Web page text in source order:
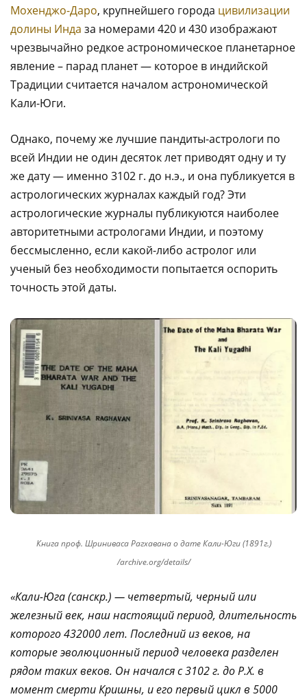
Мохенджо-Даро, крупнейшего города цивилизации
долины Инда за номерами 420 и 430 изображают
чрезвычайно редкое астрономическое планетарное
явление – парад планет — которое в индийской
Традиции считается началом астрономической
Кали-Юги.
Однако, почему же лучшие пандиты-астрологи по
всей Индии не один десяток лет приводят одну и ту
же дату — именно 3102 г. до н.э., и она публикуется в
астрологических журналах каждый год? Эти
астрологические журналы публикуются наиболее
авторитетными астрологами Индии, и поэтому
бессмысленно, если какой-либо астролог или
ученый без необходимости попытается оспорить
точность этой даты.
Книга проф. Шриниваса Рагхавана о дате Кали-Юги (1891г.)
/archive.org/details/
«Кали-Юга (санскр.) — четвертый, черный или
железный век, наш настоящий период, длительность
которого 432000 лет. Последний из веков, на
которые эволюционный период человека разделен
рядом таких веков. Он начался с 3102 г. до Р.Х. в
момент смерти Кришны, и его первый цикл в 5000